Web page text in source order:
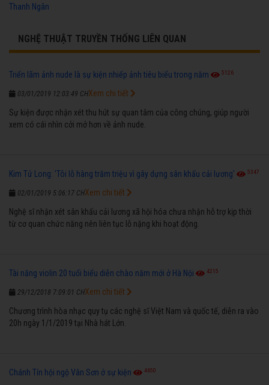
Thanh Ngân
NGHỆ THUẬT TRUYỀN THỐNG LIÊN QUAN
Triển lãm ảnh nude là sự kiện nhiếp ảnh tiêu biểu trong năm 5126
03/01/2019 12:03:49 CH
Sự kiện được nhận xét thu hút sự quan tâm của công chúng, giúp người
xem có cái nhìn cởi mở hơn về ảnh nude.
Xem chi tiết
Kim Tử Long: 'Tôi lỗ hàng trăm triệu vì gây dựng sân khấu cải lương' 5347
02/01/2019 5:06:17 CH
Nghệ sĩ nhận xét sân khấu cải lương xã hội hóa chưa nhận hỗ trợ kịp thời
từ cơ quan chức năng nên liên tục lỗ nặng khi hoạt động.
Xem chi tiết
Tài năng violin 20 tuổi biểu diễn chào năm mới ở Hà Nội 4215
29/12/2018 7:09:01 CH
Chương trình hòa nhạc quy tụ các nghệ sĩ Việt Nam và quốc tế, diễn ra vào
20h ngày 1/1/2019 tại Nhà hát Lớn.
Xem chi tiết
Chánh Tín hội ngộ Vân Sơn ở sự kiện 4650